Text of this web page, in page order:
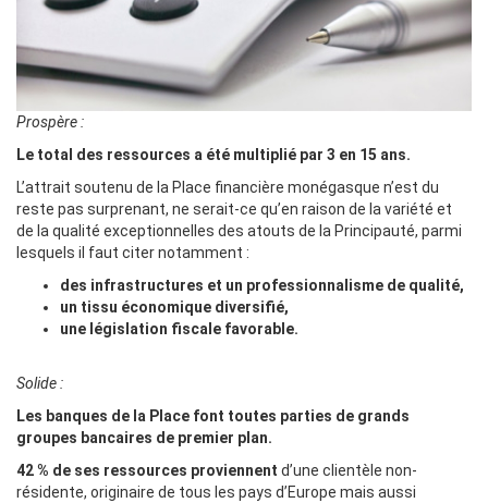
Prospère :
Le total des ressources a été multiplié par 3 en 15 ans.
L’attrait soutenu de la Place financière monégasque n’est du
reste pas surprenant, ne serait-ce qu’en raison de la variété et
de la qualité exceptionnelles des atouts de la Principauté, parmi
lesquels il faut citer notamment :
des infrastructures et un professionnalisme de qualité,
un tissu économique diversifié,
une législation fiscale favorable.
Solide :
Les banques de la Place font toutes parties de grands
groupes bancaires de premier plan.
42 % de ses ressources proviennent d’une clientèle non-
résidente, originaire de tous les pays d’Europe mais aussi